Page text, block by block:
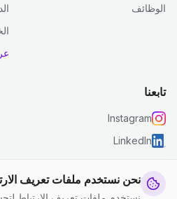
نحن نستخدم ملفات تعريف
الوظائف
تابعنا
Instagram
LinkedIn